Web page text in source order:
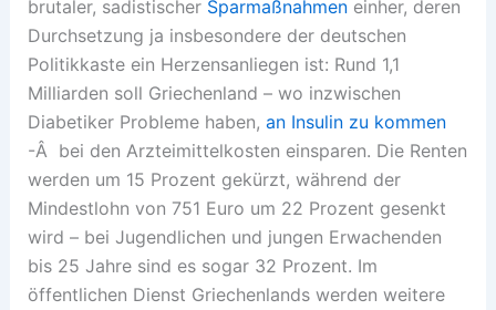
brutaler, sadistischer Sparmaßnahmen einher, deren
Durchsetzung ja insbesondere der deutschen
Politikkaste ein Herzensanliegen ist: Rund 1,1
Milliarden soll Griechenland – wo inzwischen
Diabetiker Probleme haben, an Insulin zu kommen
-Â bei den Arzteimittelkosten einsparen. Die Renten
werden um 15 Prozent gekürzt, während der
Mindestlohn von 751 Euro um 22 Prozent gesenkt
wird – bei Jugendlichen und jungen Erwachenden
bis 25 Jahre sind es sogar 32 Prozent. Im
öffentlichen Dienst Griechenlands werden weitere